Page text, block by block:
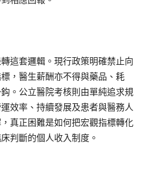
這套邏輯。現行政策明確禁止向
，醫生薪酬亦不得與藥品、耗
。公立醫院考核則由單純追求規
效率、持續發展及患者與醫務人
真正困難是如何把宏觀指標轉化
判斷的個人收入制度。